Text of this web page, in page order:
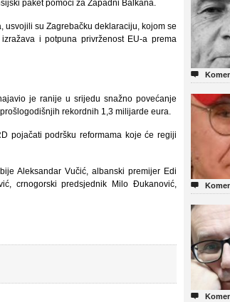
paket pomoći za Zapadni Balkana.
usvojili su Zagrebačku deklaraciju, kojom se
i potpuna privrženost EU-a prema
je ranije u srijedu snažno povećanje
rekordnih 1,3 milijarde eura.
pojačati podršku reformama koje će regiji
Aleksandar Vučić, albanski premijer Edi
crnogorski predsjednik Milo Ðukanović,


